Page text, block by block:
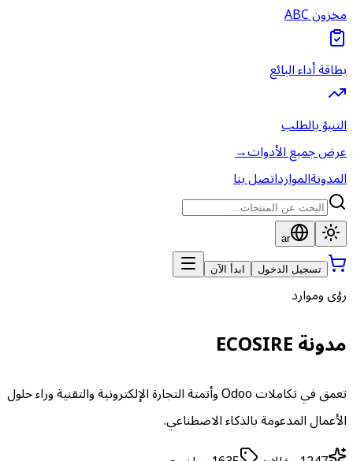
مخزون ABC
بطاقة أداء البائع
التنبؤ بالطلب
عرض جميع الأدوات→
المدونةالموارداتصل بنا
ar
تسجيل الدخول ابدأ الآن
رؤى وموارد
مدونة ECOSIRE
تعمق في تكاملات Odoo وأتمتة التجارة الإلكترونية والتقنية وراء حلول
الأعمال المدعومة بالذكاء الاصطناعي.